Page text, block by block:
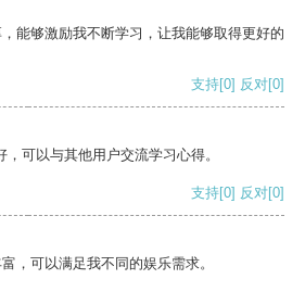
能够激励我不断学习，让我能够取得更好的
支持[0] 反对[0]
可以与其他用户交流学习心得。
支持[0] 反对[0]
，可以满足我不同的娱乐需求。